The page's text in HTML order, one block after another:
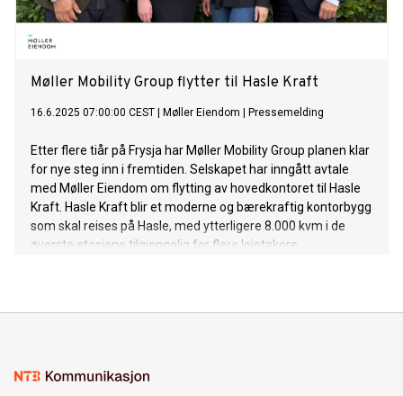
Møller Mobility Group flytter til Hasle Kraft
16.6.2025 07:00:00 CEST Møller Eiendom Pressemelding
Etter flere tiår på Frysja har Møller Mobility Group planen klar
for nye steg inn i fremtiden. Selskapet har inngått avtale
med Møller Eiendom om flytting av hovedkontoret til Hasle
Kraft. Hasle Kraft blir et moderne og bærekraftig kontorbygg
som skal reises på Hasle, med ytterligere 8.000 kvm i de
øverste etasjene tilgjengelig for flere leietakere.